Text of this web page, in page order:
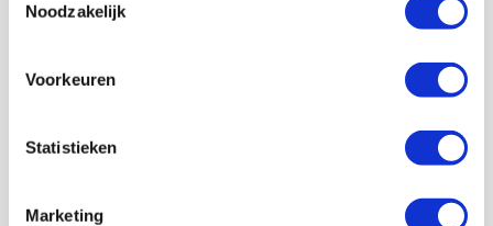
Noodzakelijk
Voorkeuren
Statistieken
Marketing
Selectiedag ballenjongens/-meiden
SEP